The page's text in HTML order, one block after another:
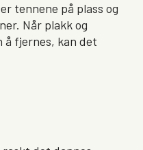
tennene på plass og
Når plakk og
å fjernes, kan det